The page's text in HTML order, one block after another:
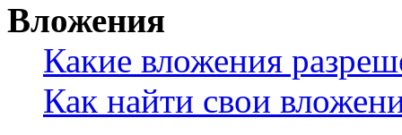
Вложения
Какие вложения
Как найти свои